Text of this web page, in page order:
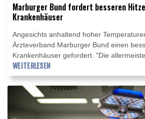
Marburger Bund fordert besseren
Krankenhäuser
Angesichts anhaltend hoher
Ärzteverband Marburger Bund einen
Krankenhäuser gefordert. "Die
Krankenhaus sind nicht klimatisiert", sagte
Vorsitzende Susanne Johna am Freitag
"Morgenmagazin". Klare Vorgaben gebe
Operationsbereich und für die
Häuser habe klimatisierte
WEITERLESEN